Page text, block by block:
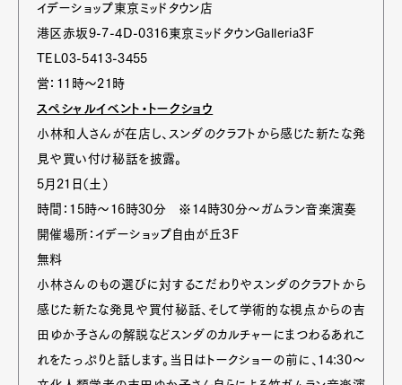
イデーショップ東京ミッドタウン店
港区赤坂9-7-4D-0316東京ミッドタウンGalleria3F
TEL03-5413-3455
営：11時～21時
スペシャルイベント・トークショウ
小林和人さんが在店し、スンダのクラフトから感じた新たな発
見や買い付け秘話を披露。
5月21日（土）
時間：15時～16時30分 ※14時30分～ガムラン音楽演奏
開催場所：イデーショップ自由が丘３F
無料
小林さんのもの選びに対するこだわりやスンダのクラフトから
感じた新たな発見や買付秘話、そして学術的な視点からの吉
田ゆか子さんの解説などスンダのカルチャーにまつわるあれこ
れをたっぷりと話します。当日はトークショーの前に、14:30～